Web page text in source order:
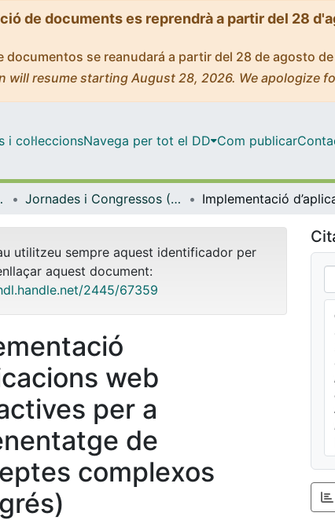
de documents es reprendrà a partir del 28
se reanudará a partir del 28 de agosto
resume starting August 28, 2026. We apologize
i col·leccionsNavega per tot el DD Com publicar
la Salut Jornades i Congressos (Facultat de Medicina i Ciències de la Salut)
utilitzeu sempre aquest identificador per
aquest document:
2445/67359
web
per a
de
complexos